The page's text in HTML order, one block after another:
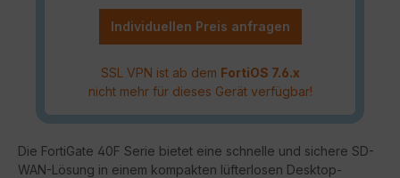
Individuellen Preis anfragen
SSL VPN ist ab dem FortiOS 7.6.x
nicht mehr für dieses Gerät verfügbar!
Die FortiGate 40F Serie bietet eine schnelle und sichere SD-
WAN-Lösung in einem kompakten lüfterlosen Desktop-